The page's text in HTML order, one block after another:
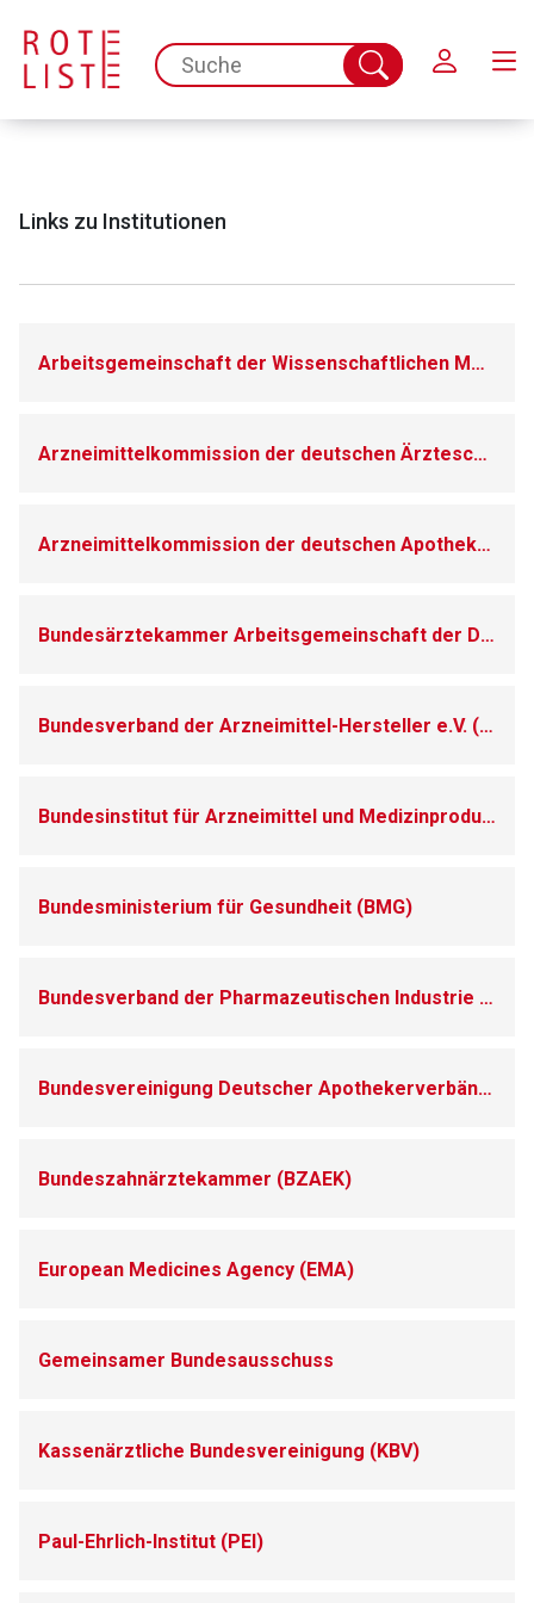
spc.search.input.placeholder
Suche
abschicken
Links zu Institutionen
Arbeitsgemeinschaft der Wissenschaftlichen Medizinischen Fachgesellschaften e.V.
Arzneimittelkommission der deutschen Ärzteschaft (AKDAE)
Arzneimittelkommission der deutschen Apotheker
Bundesärztekammer Arbeitsgemeinschaft der Deutschen Ärztekammern (BAEK)
Bundesverband der Arzneimittel-Hersteller e.V. (BAH)
Bundesinstitut für Arzneimittel und Medizinprodukte (BfArM)
Bundesministerium für Gesundheit (BMG)
Bundesverband der Pharmazeutischen Industrie e.V. (BPI)
Bundesvereinigung Deutscher Apothekerverbände (ABDA)
Bundeszahnärztekammer (BZAEK)
European Medicines Agency (EMA)
Gemeinsamer Bundesausschuss
Kassenärztliche Bundesvereinigung (KBV)
Paul-Ehrlich-Institut (PEI)
Der von Ihnen aufgerufene Link öffnet eine externe Web-
Datenschutzbestimmungen.
Zurück zur rote-liste.de Zur Seite